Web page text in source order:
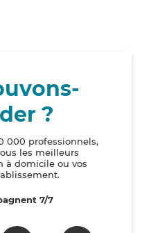
?
000 professionnels,
les meilleurs
à domicile ou vos
7/7